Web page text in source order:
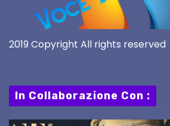
2019 Copyright All rights reserved
In Collaborazione Con :